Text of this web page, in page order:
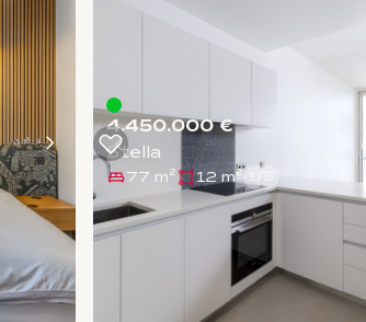
4.450.000 €
Stella
77 m² 12 m²